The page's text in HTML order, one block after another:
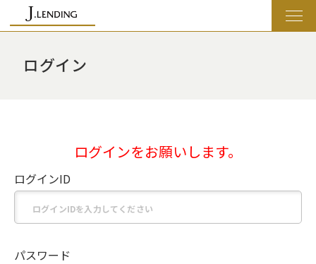
ログイン
ログインをお願いします。
ログインID
パスワード